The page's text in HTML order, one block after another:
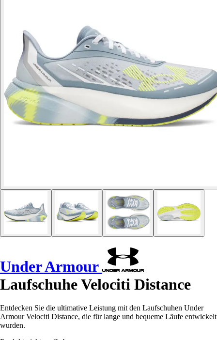
Under Armour
Laufschuhe Velociti Distance
Entdecken Sie die ultimative Leistung mit den Laufschuhen Under
Armour Velociti Distance, die für lange und bequeme Läufe entwickelt
wurden.